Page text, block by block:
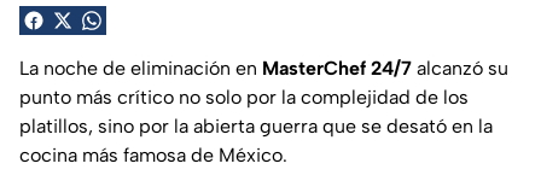
La noche de eliminación en MasterChef 24/7 alcanzó su
punto más crítico no solo por la complejidad de los
platillos, sino por la abierta guerra que se desató en la
cocina más famosa de México.